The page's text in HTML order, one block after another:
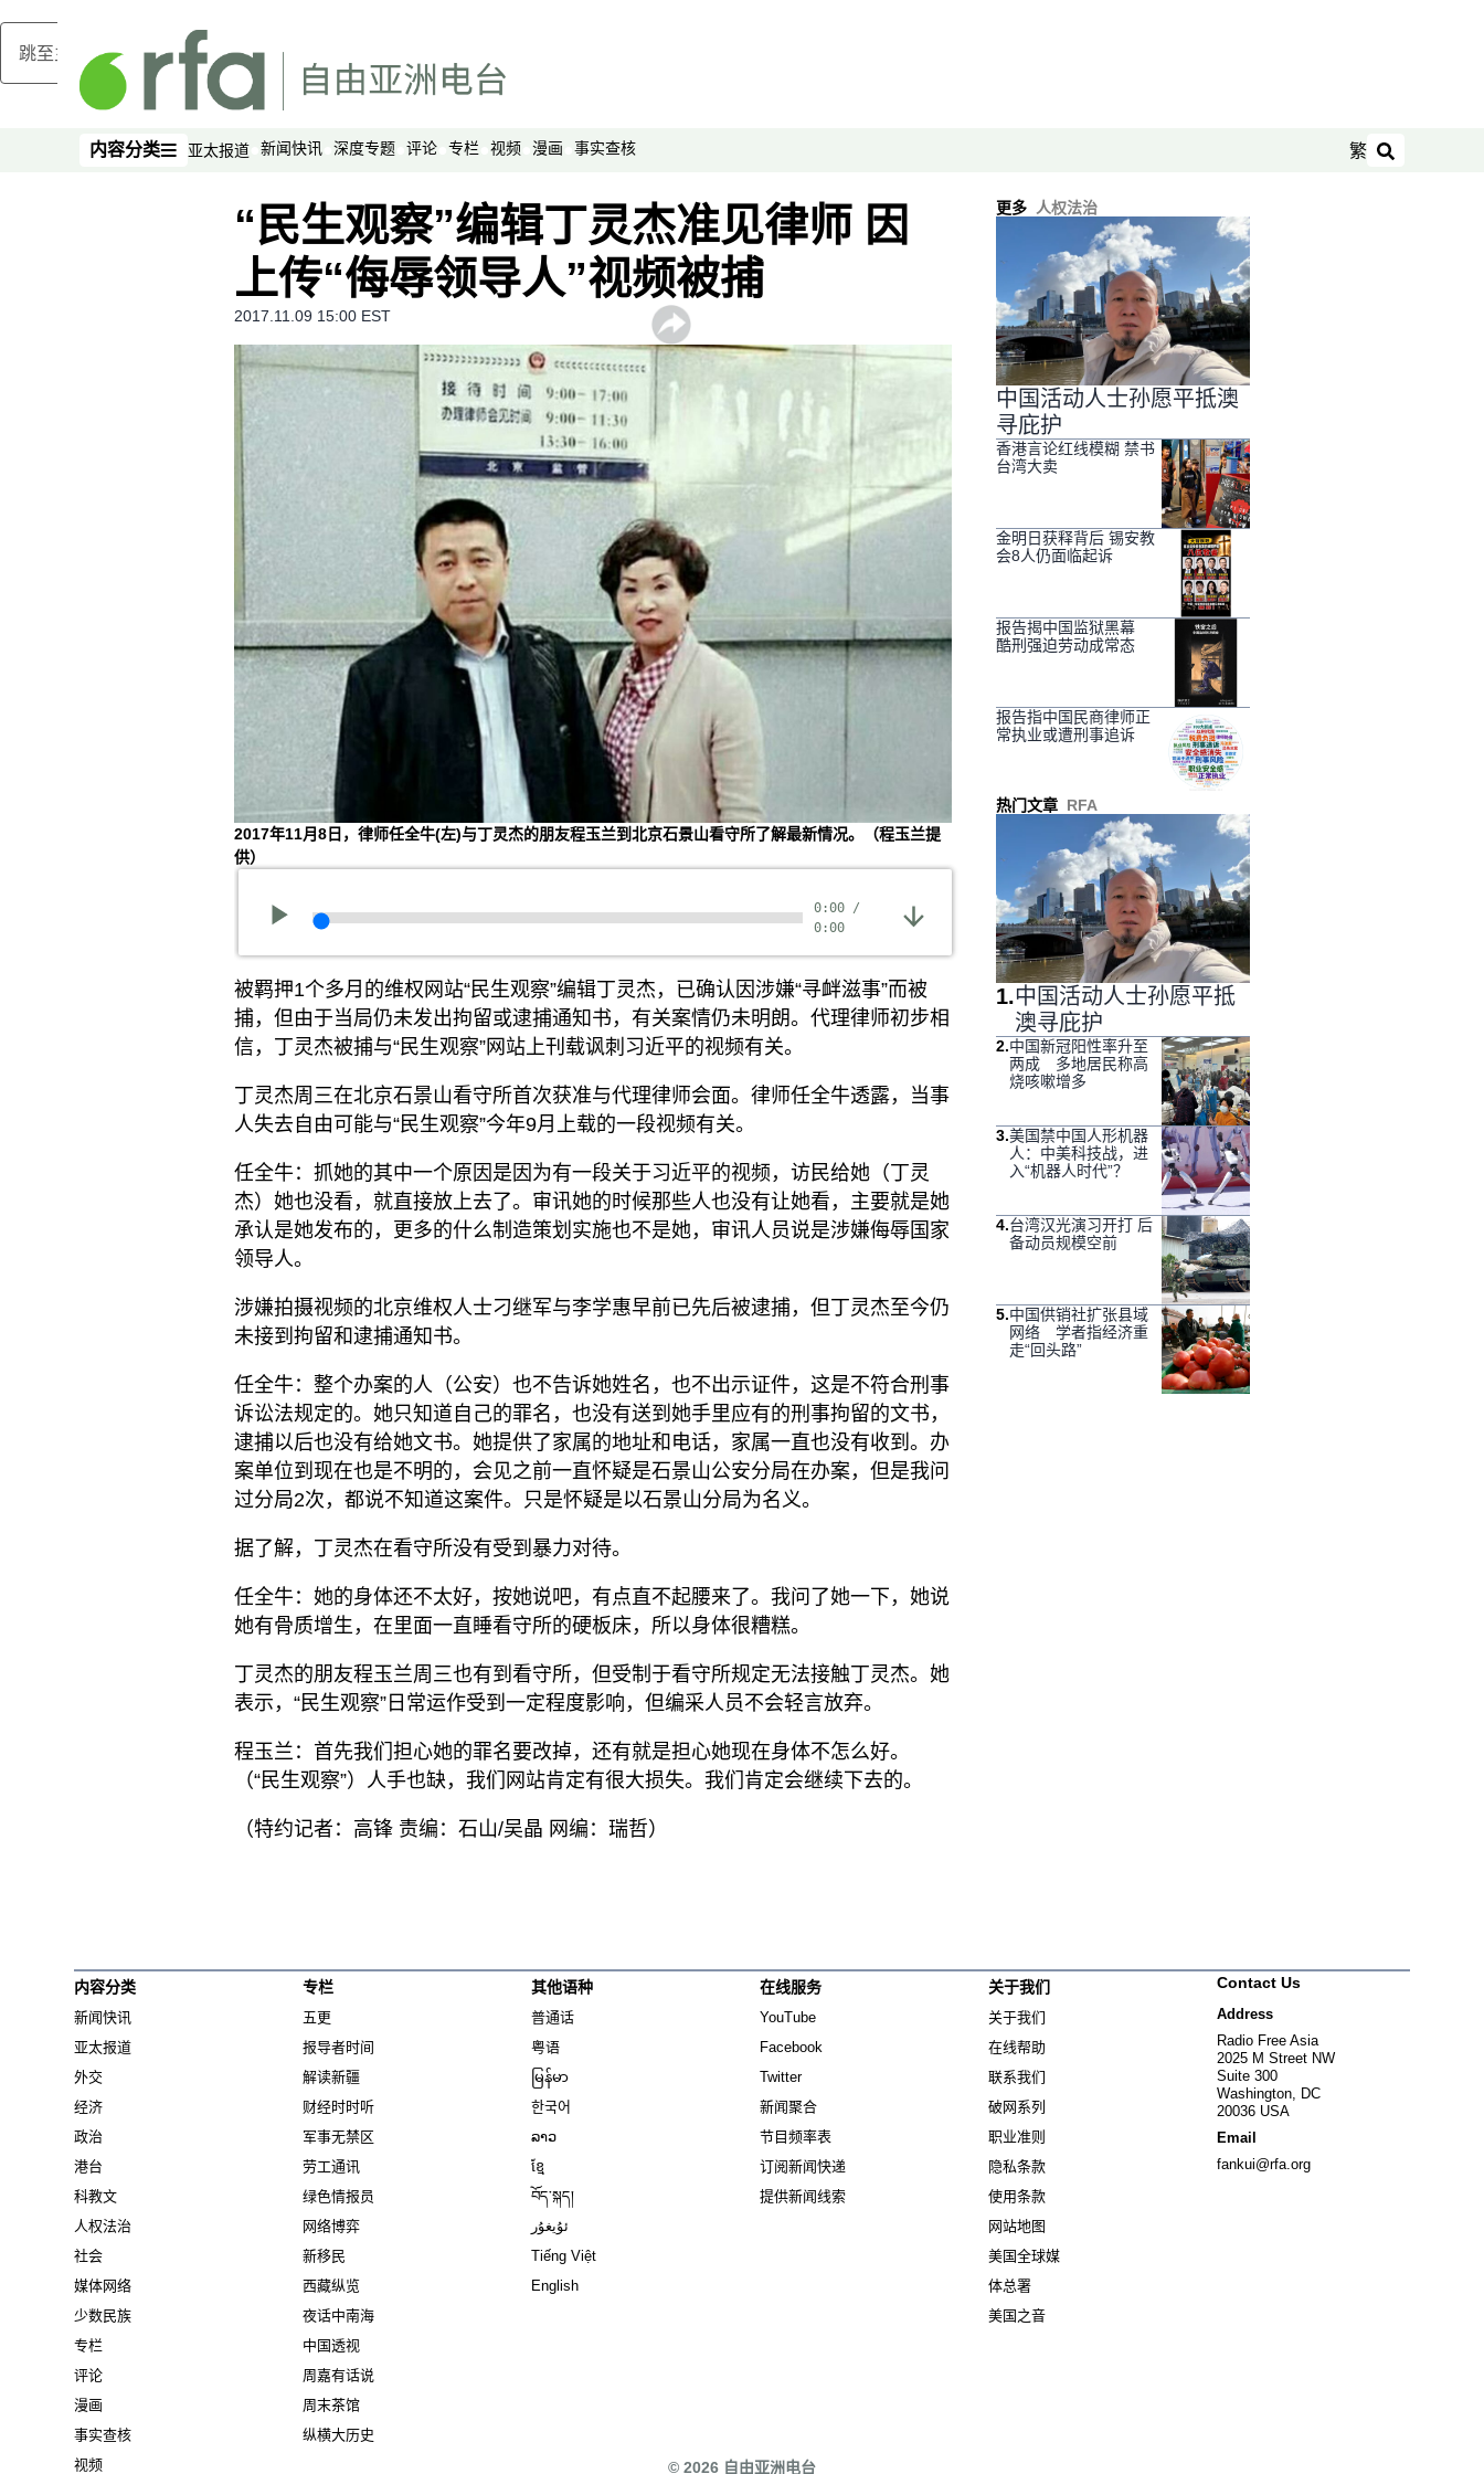
跳至主内容
内容分类
内容分类 亚太报道 新闻快讯 深度专题 评论 专栏 视频 漫画 事实查核 繁
搜索
解读新疆
评论
播客
显示 播客 个子部分
《亚太报道》音频
漫画
事实查核
视频
亚洲很想聊
观点
专题与访谈
兵家常事
“民生观察”编辑丁灵杰准见律师 因
上传“侮辱领导人”视频被捕
2017.11.09 15:00 EST
2017年11月8日，律师任全牛(左)与丁灵杰的朋友程玉兰到北京石景山看守所了解最新情况。（程玉兰提
供）
0:00 /
0:00
被羁押1个多月的维权网站“民生观察”编辑丁灵杰，已确认因涉嫌“寻衅滋事”而被
捕，但由于当局仍未发出拘留或逮捕通知书，有关案情仍未明朗。代理律师初步相
信，丁灵杰被捕与“民生观察”网站上刊载讽刺习近平的视频有关。
丁灵杰周三在北京石景山看守所首次获准与代理律师会面。律师任全牛透露，当事
人失去自由可能与“民生观察”今年9月上载的一段视频有关。
任全牛：抓她的其中一个原因是因为有一段关于习近平的视频，访民给她（丁灵
杰）她也没看，就直接放上去了。审讯她的时候那些人也没有让她看，主要就是她
承认是她发布的，更多的什么制造策划实施也不是她，审讯人员说是涉嫌侮辱国家
领导人。
涉嫌拍摄视频的北京维权人士刁继军与李学惠早前已先后被逮捕，但丁灵杰至今仍
未接到拘留和逮捕通知书。
任全牛：整个办案的人（公安）也不告诉她姓名，也不出示证件，这是不符合刑事
诉讼法规定的。她只知道自己的罪名，也没有送到她手里应有的刑事拘留的文书，
逮捕以后也没有给她文书。她提供了家属的地址和电话，家属一直也没有收到。办
案单位到现在也是不明的，会见之前一直怀疑是石景山公安分局在办案，但是我问
过分局2次，都说不知道这案件。只是怀疑是以石景山分局为名义。
据了解，丁灵杰在看守所没有受到暴力对待。
任全牛：她的身体还不太好，按她说吧，有点直不起腰来了。我问了她一下，她说
她有骨质增生，在里面一直睡看守所的硬板床，所以身体很糟糕。
丁灵杰的朋友程玉兰周三也有到看守所，但受制于看守所规定无法接触丁灵杰。她
表示，“民生观察”日常运作受到一定程度影响，但编采人员不会轻言放弃。
程玉兰：首先我们担心她的罪名要改掉，还有就是担心她现在身体不怎么好。
（“民生观察”）人手也缺，我们网站肯定有很大损失。我们肯定会继续下去的。
（特约记者：高锋 责编：石山/吴晶 网编：瑞哲）
更多 人权法治
中国活动人士孙愿平抵澳
寻庇护
香港言论红线模糊 禁书
台湾大卖
金明日获释背后 锡安教
会8人仍面临起诉
报告揭中国监狱黑幕
酷刑强迫劳动成常态
报告指中国民商律师正
常执业或遭刑事追诉
热门文章 RFA
1.中国活动人士孙愿平抵
澳寻庇护
2.中国新冠阳性率升至
两成 多地居民称高
烧咳嗽增多
3.美国禁中国人形机器
人：中美科技战，进
入“机器人时代”？
4.台湾汉光演习开打 后
备动员规模空前
5.中国供销社扩张县域
网络 学者指经济重
走“回头路”
内容分类
新闻快讯
亚太报道
外交
经济
政治
港台
科教文
人权法治
社会
媒体网络
少数民族
专栏
评论
漫画
事实查核
视频
专栏
五更
报导者时间
解读新疆
财经时时听
军事无禁区
劳工通讯
绿色情报员
网络博弈
新移民
西藏纵览
夜话中南海
中国透视
周嘉有话说
周末茶馆
纵横大历史
其他语种
普通话
粤语
မြန်မာ
한국어
ລາວ
ខ្មែ
བོད་སྐད།
ئۇيغۇر
Tiếng Việt
English
在线服务
YouTube
Facebook
Twitter
新闻聚合
节目频率表
订阅新闻快递
提供新闻线索
关于我们
关于我们
在线帮助
联系我们
破网系列
职业准则
隐私条款
使用条款
网站地图
美国全球媒
体总署
美国之音
Contact Us
Address
Radio Free Asia
2025 M Street NW
Suite 300
Washington, DC
20036 USA
Email
fankui@rfa.org
© 2026 自由亚洲电台